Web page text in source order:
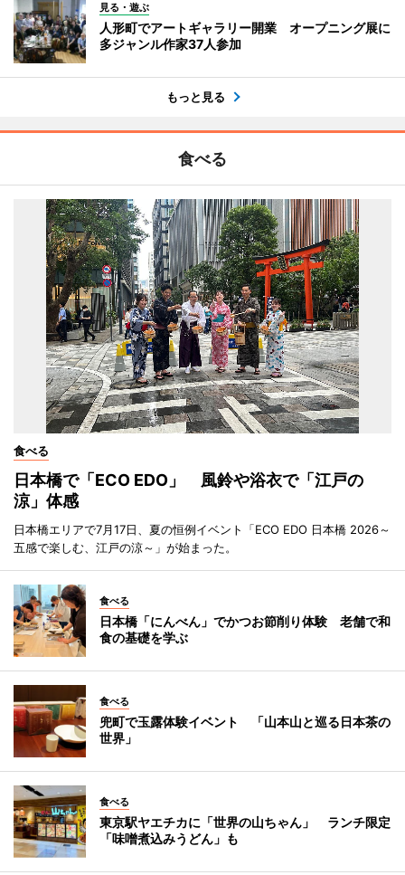
見る・遊ぶ
人形町でアートギャラリー開業 オープニング展に
多ジャンル作家37人参加
もっと見る
食べる
食べる
日本橋で「ECO EDO」 風鈴や浴衣で「江戸の
涼」体感
日本橋エリアで7月17日、夏の恒例イベント「ECO EDO 日本橋 2026～
五感で楽しむ、江戸の涼～」が始まった。
食べる
日本橋「にんべん」でかつお節削り体験 老舗で和
食の基礎を学ぶ
食べる
兜町で玉露体験イベント 「山本山と巡る日本茶の
世界」
食べる
東京駅ヤエチカに「世界の山ちゃん」 ランチ限定
「味噌煮込みうどん」も